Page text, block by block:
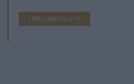
LIRE L'ARTICLE